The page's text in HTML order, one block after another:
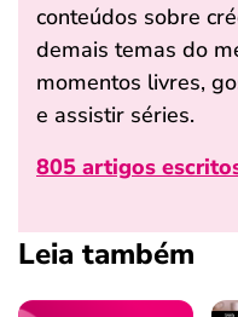
conteúdos sobre
demais temas do
momentos livres,
e assistir séries.
805 artigos
Leia também